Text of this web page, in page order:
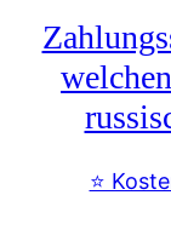
c
h
u
f
-
⭐️